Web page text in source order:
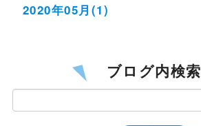
2020年05月(1)
ブログ内検索